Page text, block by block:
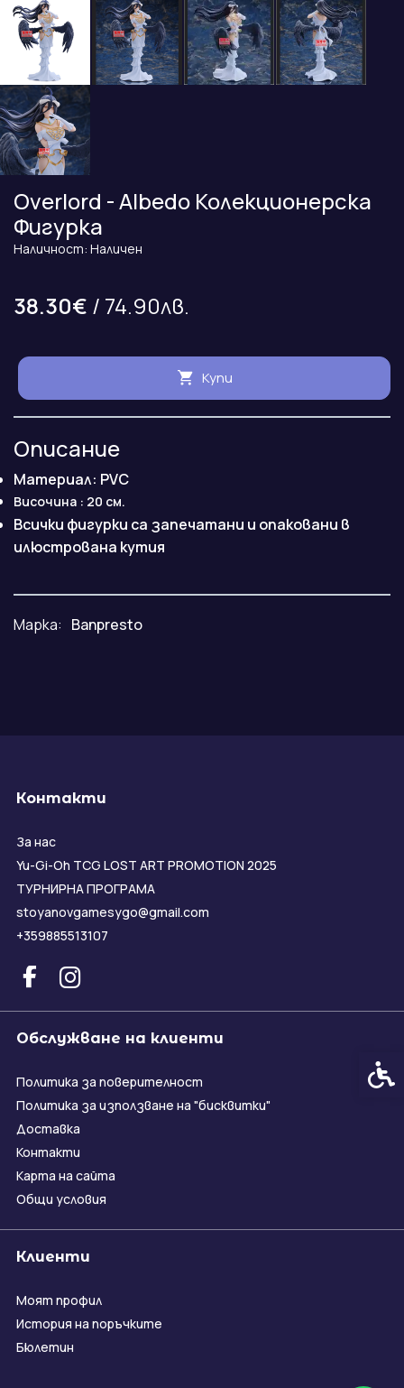
Overlord - Albedo Колекционерска
Фигурка
Наличност: Наличен
38.30€ / 74.90лв.
Купи
Описание
Материал: PVC
Височина : 20 см.
Всички фигурки са запечатани и опаковани в
илюстрована кутия
Марка: Banpresto
Контакти
За нас
Yu-Gi-Oh TCG LOST ART PROMOTION 2025
ТУРНИРНА ПРОГРАМА
stoyanovgamesygo@gmail.com
+359885513107
Обслужване на клиенти
Политика за поверителност
Политика за използване на "бисквитки"
Доставка
Контакти
Карта на сайта
Общи условия
Клиенти
Моят профил
История на поръчките
Бюлетин